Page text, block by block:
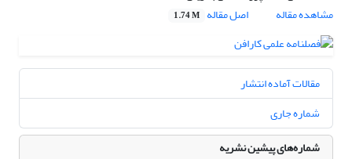
مشاهده مقاله
اصل مقاله 1.74 M
مقالات آماده انتشار
شماره جاری
شماره‌های پیشین نشریه